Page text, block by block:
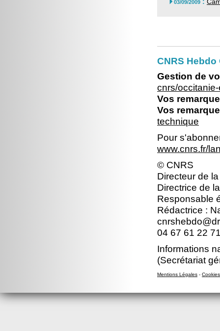
03/09/2009 :
CNRS
Gestion de
cnrs/
Vos
Vos
technique
Pour
www.cnrs.fr/
© CNRS
Directeur de
Directrice de
Responsable
Rédactrice :
04 67 61 22
Informations
(Secrétariat
Mentions Légales - Cookies